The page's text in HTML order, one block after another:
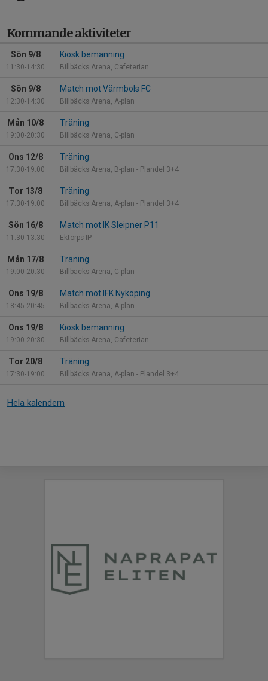
Kommande aktiviteter
Sön 9/8
11:30-14:30
Kiosk bemanning
Billbäcks Arena, Cafeterian
Sön 9/8
12:30-14:30
Match mot Värmbols FC
Billbäcks Arena, A-plan
Mån 10/8
19:00-20:30
Träning
Billbäcks Arena, C-plan
Ons 12/8
17:30-19:00
Träning
Billbäcks Arena, B-plan - Plandel 3+4
Tor 13/8
17:30-19:00
Träning
Billbäcks Arena, A-plan - Plandel 3+4
Sön 16/8
11:30-13:30
Match mot IK Sleipner P11
Ektorps IP
Mån 17/8
19:00-20:30
Träning
Billbäcks Arena, C-plan
Ons 19/8
18:45-20:45
Match mot IFK Nyköping
Billbäcks Arena, A-plan
Ons 19/8
19:00-20:30
Kiosk bemanning
Billbäcks Arena, Cafeterian
Tor 20/8
17:30-19:00
Träning
Billbäcks Arena, A-plan - Plandel 3+4
Hela kalendern